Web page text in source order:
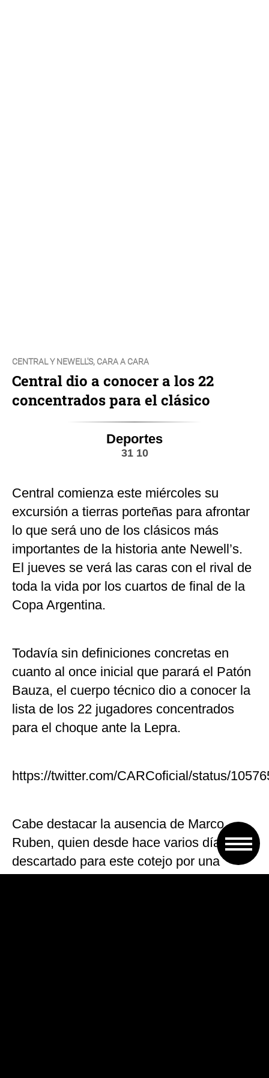
CENTRAL Y NEWELL'S, CARA A CARA
Central dio a conocer a los 22
concentrados para el clásico
Deportes
31 10
Central comienza este miércoles su
excursión a tierras porteñas para afrontar
lo que será uno de los clásicos más
importantes de la historia ante Newell’s.
El jueves se verá las caras con el rival de
toda la vida por los cuartos de final de la
Copa Argentina.
Todavía sin definiciones concretas en
cuanto al once inicial que parará el Patón
Bauza, el cuerpo técnico dio a conocer la
lista de los 22 jugadores concentrados
para el choque ante la Lepra.
https://twitter.com/CARCoficial/status/
Cabe destacar la ausencia de Marco
Ruben, quien desde hace varios días está
descartado para este cotejo por una